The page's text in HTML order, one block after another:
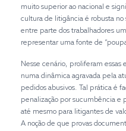
muito superior ao nacional e
cultura de litigância é robusta
entre parte dos trabalhadores
representar uma fonte de
Nesse cenário, proliferam essas
numa dinâmica agravada pela
pedidos abusivos. Tal prática é
penalização por sucumbência e
até mesmo para litigantes de
A noção de que provas